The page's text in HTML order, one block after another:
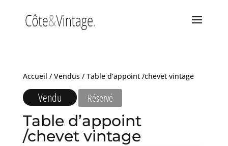
Accueil / Vendus/ Table d’appoint /chevet vintage
Vendu Réservé
Table d’appoint
/chevet vintage